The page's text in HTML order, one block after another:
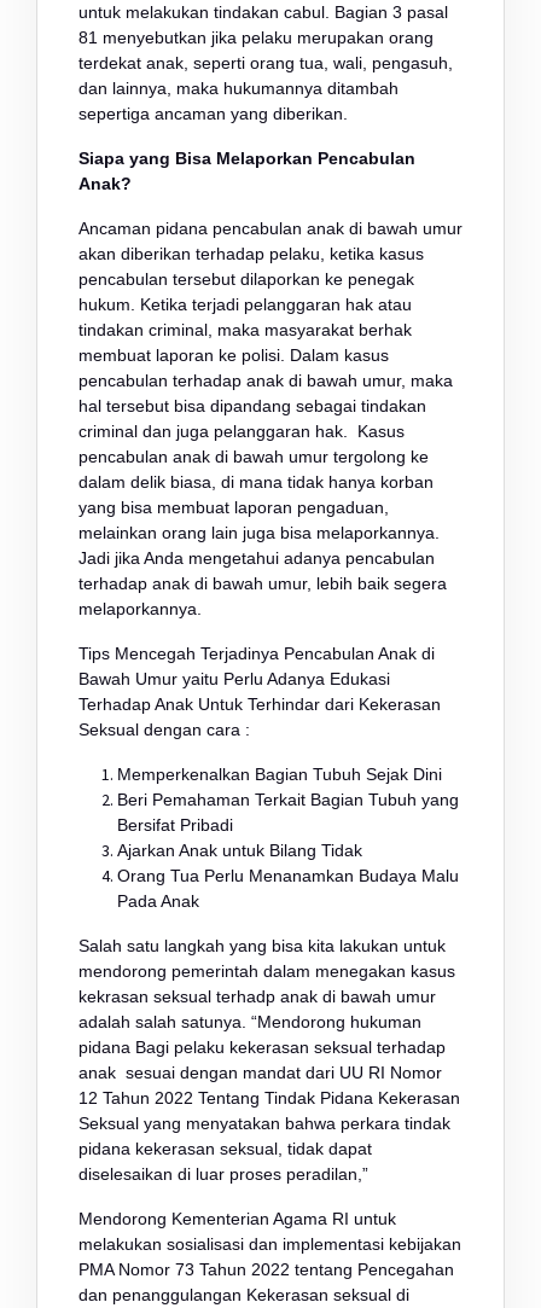
untuk melakukan tindakan cabul. Bagian 3 pasal
81 menyebutkan jika pelaku merupakan orang
terdekat anak, seperti orang tua, wali, pengasuh,
dan lainnya, maka hukumannya ditambah
sepertiga ancaman yang diberikan.
Siapa yang Bisa Melaporkan Pencabulan
Anak?
Ancaman pidana pencabulan anak di bawah umur
akan diberikan terhadap pelaku, ketika kasus
pencabulan tersebut dilaporkan ke penegak
hukum. Ketika terjadi pelanggaran hak atau
tindakan criminal, maka masyarakat berhak
membuat laporan ke polisi. Dalam kasus
pencabulan terhadap anak di bawah umur, maka
hal tersebut bisa dipandang sebagai tindakan
criminal dan juga pelanggaran hak. Kasus
pencabulan anak di bawah umur tergolong ke
dalam delik biasa, di mana tidak hanya korban
yang bisa membuat laporan pengaduan,
melainkan orang lain juga bisa melaporkannya.
Jadi jika Anda mengetahui adanya pencabulan
terhadap anak di bawah umur, lebih baik segera
melaporkannya.
Tips Mencegah Terjadinya Pencabulan Anak di
Bawah Umur yaitu Perlu Adanya Edukasi
Terhadap Anak Untuk Terhindar dari Kekerasan
Seksual dengan cara :
Memperkenalkan Bagian Tubuh Sejak Dini
Beri Pemahaman Terkait Bagian Tubuh yang
Bersifat Pribadi
Ajarkan Anak untuk Bilang Tidak
Orang Tua Perlu Menanamkan Budaya Malu
Pada Anak
Salah satu langkah yang bisa kita lakukan untuk
mendorong pemerintah dalam menegakan kasus
kekrasan seksual terhadp anak di bawah umur
adalah salah satunya. “Mendorong hukuman
pidana Bagi pelaku kekerasan seksual terhadap
anak sesuai dengan mandat dari UU RI Nomor
12 Tahun 2022 Tentang Tindak Pidana Kekerasan
Seksual yang menyatakan bahwa perkara tindak
pidana kekerasan seksual, tidak dapat
diselesaikan di luar proses peradilan,”
Mendorong Kementerian Agama RI untuk
melakukan sosialisasi dan implementasi kebijakan
PMA Nomor 73 Tahun 2022 tentang Pencegahan
dan penanggulangan Kekerasan seksual di